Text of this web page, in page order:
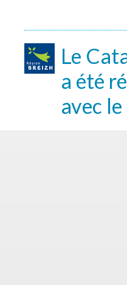
Le
a été
avec